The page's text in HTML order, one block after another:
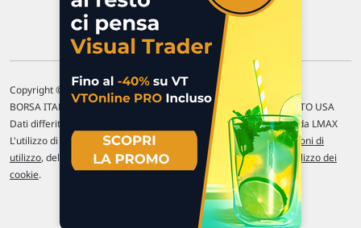
Copyright © 1996-2026 Traderlink Italia s.r.l.
BORSA ITALIANA Quotazioni di borsa differite di 15 min. / MERCATO USA
Dati differiti di 15 min. (fonte Intrinio) / FOREX Quotazioni fornite da LMAX
L'utilizzo di questo sito implica l'accettazione delle nostre Condizioni di
utilizzo, del Disclaimer MAR, dellePolitiche sulla privacye dell' Utilizzo dei
cookie.